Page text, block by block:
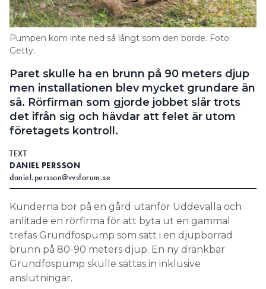
Information om GDPR
Search for:
SEARCH
Pumpen kom inte ned så långt som den borde. Foto:
Getty.
Paret skulle ha en brunn på 90 meters djup
men installationen blev mycket grundare än
så. Rörfirman som gjorde jobbet slår trots
det ifrån sig och hävdar att felet är utom
företagets kontroll.
TEXT
DANIEL PERSSON
daniel.persson@vvsforum.se
Kunderna bor på en gård utanför Uddevalla och
anlitade en rörfirma för att byta ut en gammal
trefas Grundfospump som satt i en djupborrad
brunn på 80-90 meters djup. En ny dränkbar
Grundfospump skulle sättas in inklusive
anslutningar.